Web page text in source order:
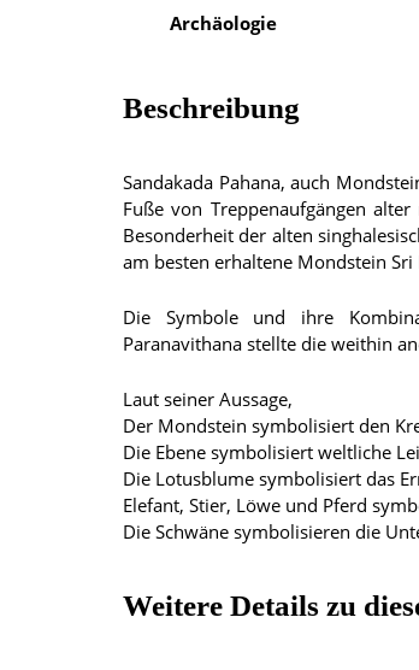
Archäologie
Beschreibung
Sandakada Pahana, auch
Fuße von Treppenaufgängen
Besonderheit der alten
am besten erhaltene Mondstein Sri
Die Symbole und ihre
Paranavithana stellte die weithin
Laut seiner Aussage,
Der Mondstein symbolisiert den
Die Ebene symbolisiert weltliche
Die Lotusblume symbolisiert das
Elefant, Stier, Löwe und Pferd
Die Schwäne symbolisieren die
Weitere Details zu